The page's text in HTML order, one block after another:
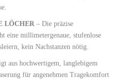
LÖCHER – Die präzise
eine millimetergenaue, stufenlose
kein Nachstanzen nötig.
aus hochwertigem, langlebigem
für angenehmen Tragekomfort